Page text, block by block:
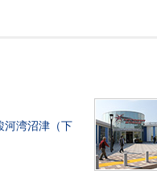
河湾沼津（下